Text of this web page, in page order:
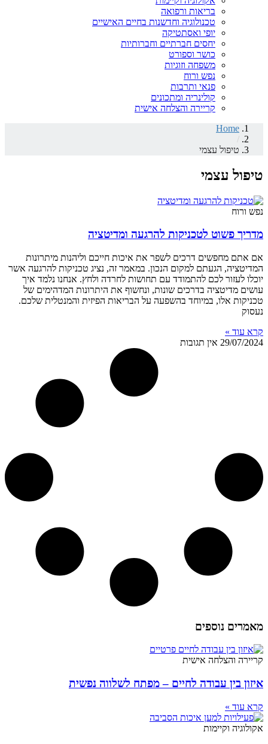
בריאות ורפואה
טכנולוגיה וחדשנות בחיים האישיים
יופי ואסתטיקה
יחסים חברתיים וחברותיות
כושר וספורט
משפחה וזוגיות
נפש ורוח
פנאי ותרבות
קולינריה ומתכונים
קריירה והצלחה אישית
Home
/
טיפול עצמי
טיפול עצמי
נפש ורוח
מדריך פשוט לטכניקות להרגעה ומדיטציה
אם אתם מחפשים דרכים לשפר את איכות חייכם וליהנות מיתרונות
המדיטציה, הגעתם למקום הנכון. במאמר זה, נציג טכניקות להרגעה אשר
יוכלו לעזור לכם להתמודד עם תחושות לחרדה ולחץ. אנחנו נלמד איך
עושים מדיטציה בדרכים שונות, ונחשוף את היתרונות המדהימים של
טכניקות אלו, במיוחד בהשפעה על הבריאות הפיזית והמנטלית שלכם.
נעסוק
קרא עוד »
29/07/2024 אין תגובות
מאמרים נוספים
קריירה והצלחה אישית
איזון בין עבודה לחיים – מפתח לשלווה נפשית
קרא עוד »
אקולוגיה וקיימות